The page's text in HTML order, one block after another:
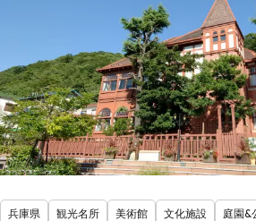
兵庫県 観光名所 美術館 文化施設 庭園&